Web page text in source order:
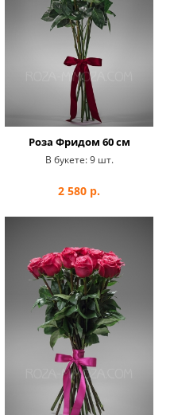
Роза Фридом 60 см
В букете: 9 шт.
2 580 р.